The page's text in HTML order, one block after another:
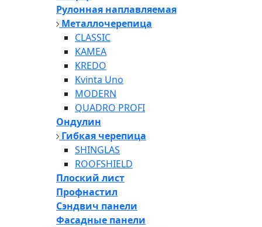
Рулонная наплавляемая
Металлочерепица
CLASSIC
KAMEA
KREDO
Kvinta Uno
MODERN
QUADRO PROFI
Ондулин
Гибкая черепица
SHINGLAS
ROOFSHIELD
Плоский лист
Профнастил
Сэндвич панели
Фасадные панели